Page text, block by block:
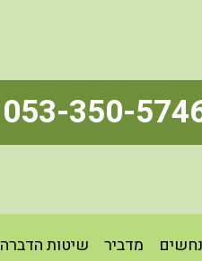
053-350-
מדביר שיטות הדברה